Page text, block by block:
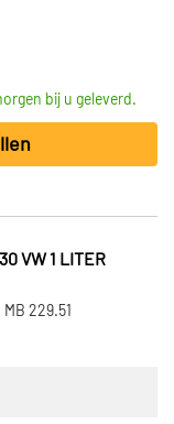
bij u geleverd.
VW 1 LITER
229.51